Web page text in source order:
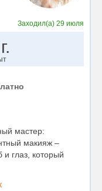
Заходил(а) 29 июля
мастер:
макияж –
глаз, который